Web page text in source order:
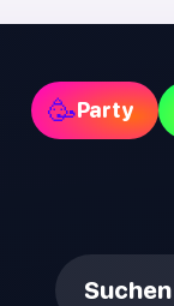
🥳Party
Suchen